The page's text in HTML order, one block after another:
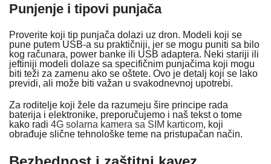
Punjenje i tipovi punjača
Proverite koji tip punjača dolazi uz dron. Modeli koji se
pune putem USB-a su praktičniji, jer se mogu puniti sa bilo
kog računara, power banke ili USB adaptera. Neki stariji ili
jeftiniji modeli dolaze sa specifičnim punjačima koji mogu
biti teži za zamenu ako se oštete. Ovo je detalj koji se lako
previdi, ali može biti važan u svakodnevnoj upotrebi.
Za roditelje koji žele da razumeju šire principe rada
baterija i elektronike, preporučujemo i naš tekst o tome
kako radi 4G solarna kamera sa SIM karticom, koji
obrađuje slične tehnološke teme na pristupačan način.